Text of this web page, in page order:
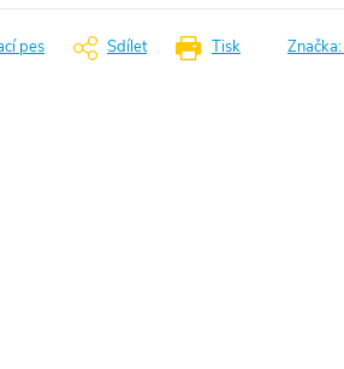
Tisk
pes Sdílet Značka: